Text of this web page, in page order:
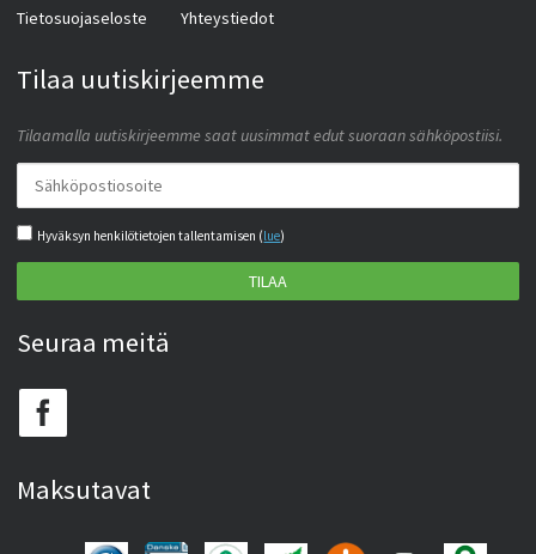
Tietosuojaseloste
Yhteystiedot
Tilaa uutiskirjeemme
Tilaamalla uutiskirjeemme saat uusimmat edut suoraan sähköpostiisi.
Hyväksyn henkilötietojen tallentamisen (lue)
TILAA
Seuraa meitä
Maksutavat